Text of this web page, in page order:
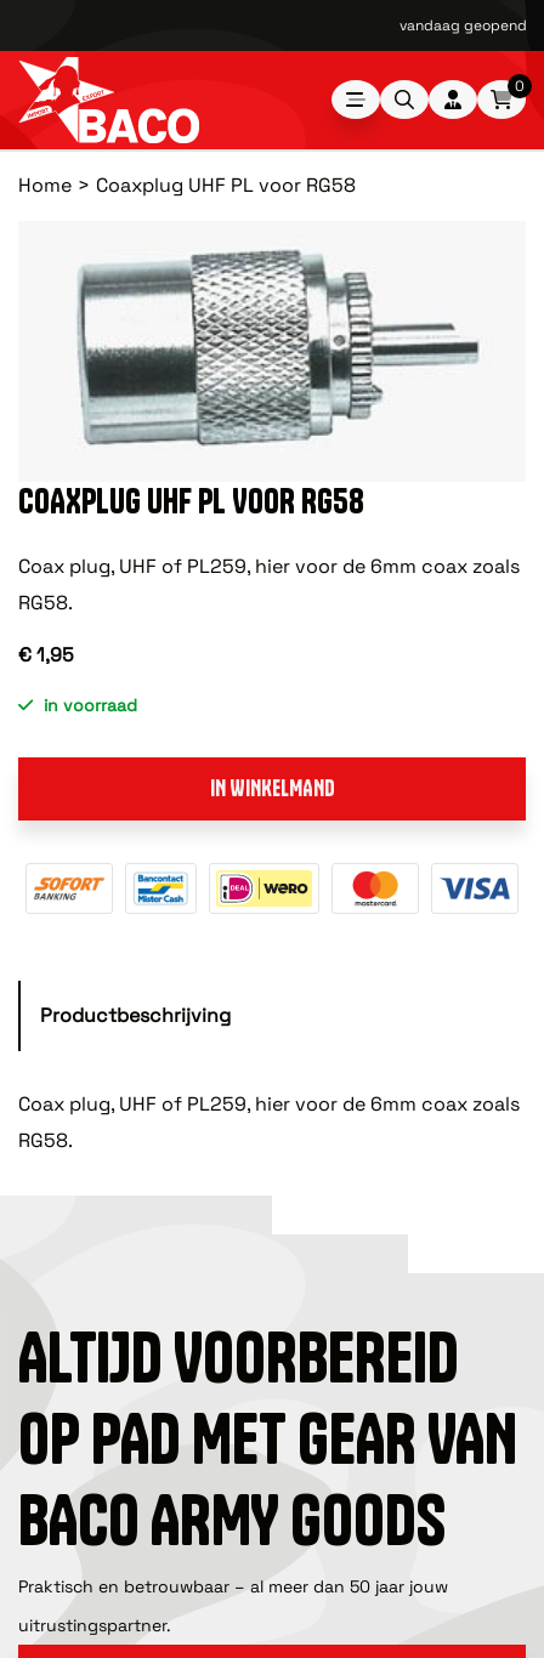
vandaag geopend
0
Home Coaxplug UHF PL voor RG58
COAXPLUG UHF PL VOOR RG58
Coax plug, UHF of PL259, hier voor de 6mm coax zoals
RG58.
€ 1,95
in voorraad
IN WINKELMAND
Productbeschrijving
Coax plug, UHF of PL259, hier voor de 6mm coax zoals
RG58.
ALTIJD VOORBEREID
OP PAD MET GEAR VAN
BACO ARMY GOODS
Praktisch en betrouwbaar – al meer dan 50 jaar jouw
uitrustingspartner.